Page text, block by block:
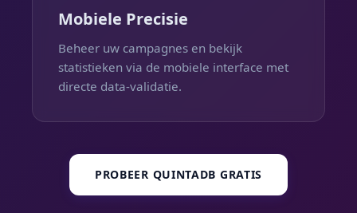
Mobiele Precisie
Beheer uw campagnes en bekijk
statistieken via de mobiele interface met
directe data-validatie.
PROBEER QUINTADB GRATIS